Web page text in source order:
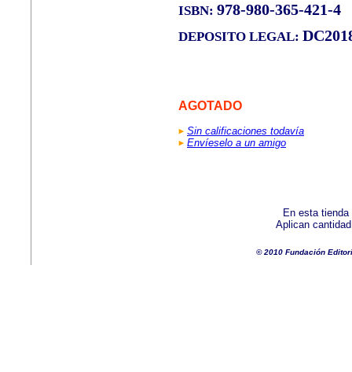
ISBN: 978-980-365-421-4
DEPOSITO LEGAL:
AGOTADO
Sin calificaciones todavía
Envíeselo a un amigo
En esta
Aplican
© 2010 Fundación